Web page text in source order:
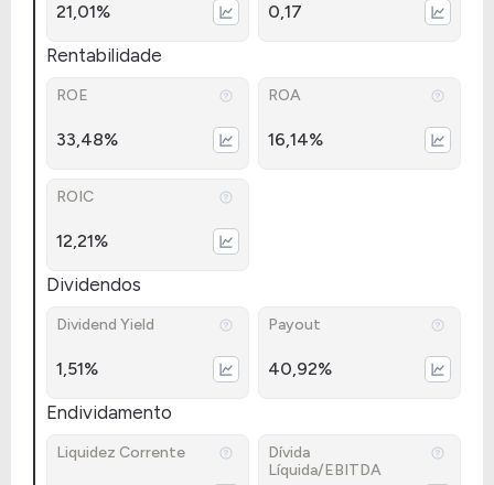
21,01% 0,17
Rentabilidade
ROE
33,48%
ROA
16,14%
ROIC
12,21%
Dividendos
Dividend Yield
1,51%
Payout
40,92%
Endividamento
Liquidez Corrente
Dívida
Líquida/EBITDA